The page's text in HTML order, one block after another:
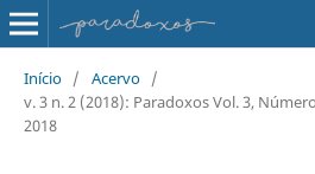
Início / Acervo /
v. 3 n. 2 (2018): Paradoxos Vol. 3,
2018